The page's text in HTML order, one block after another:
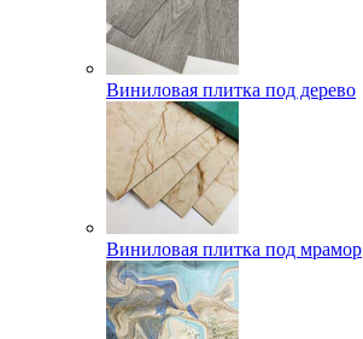
Виниловая плитка под дерево
Виниловая плитка под мрамор